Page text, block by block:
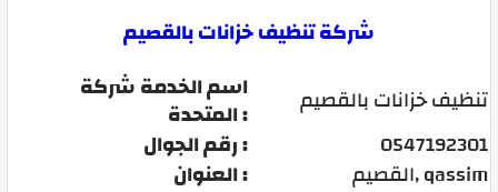
شركة تنظيف خزانات بالقصيم
اسم الخدمة شركة
المتحدة :
تنظيف خزانات بالقصيم
رقم الجوال :
0547192301
العنوان :
القصيم, qassim